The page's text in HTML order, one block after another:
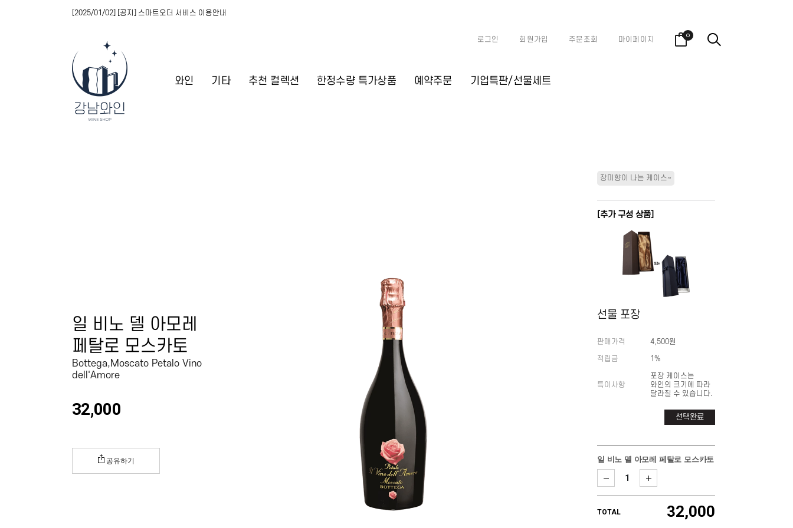
와인 기타 추천 컬렉션 한정수량 특가상품 예약주문 기업특판/선물세트
[2025/01/02] [공지] 스마트오더 서비스 이용안내
로그인 회원가입 주문조회 마이페이지 0
일 비노 델 아모레
페탈로 모스카토
Bottega,Moscato Petalo Vino
dell'Amore
32,000
공유하기
장미향이 나는 케이스~
[추가 구성 상품]
선물 포장
판매가격 4,500원
적립금 1%
특이사항
포장 케이스는
와인의 크기에 따라
달라질 수 있습니다.
선택완료
일 비노 델 아모레 페탈로 모스카토
TOTAL 32,000